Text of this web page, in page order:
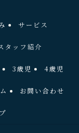
サービス
タッフ紹介
3歳児 4歳児
お問い合わせ